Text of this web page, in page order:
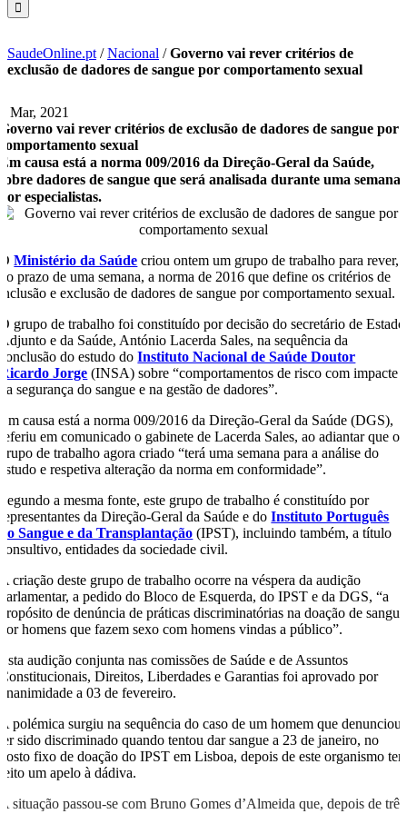
SaudeOnline.pt /Nacional /Governo vai rever critérios de
exclusão de dadores de sangue por comportamento sexual
2 Mar, 2021
Governo vai rever critérios de exclusão de dadores de sangue por
comportamento sexual
Em causa está a norma 009/2016 da Direção-Geral da Saúde,
sobre dadores de sangue que será analisada durante uma semana
por especialistas.
OMinistério da Saúde criou ontem um grupo de trabalho para rever,
no prazo de uma semana, a norma de 2016 que define os critérios de
inclusão e exclusão de dadores de sangue por comportamento sexual.
O grupo de trabalho foi constituído por decisão do secretário de Estado
Adjunto e da Saúde, António Lacerda Sales, na sequência da
conclusão do estudo doInstituto Nacional de Saúde Doutor
Ricardo Jorge (INSA) sobre “comportamentos de risco com impacte
na segurança do sangue e na gestão de dadores”.
Em causa está a norma 009/2016 da Direção-Geral da Saúde (DGS),
referiu em comunicado o gabinete de Lacerda Sales, ao adiantar que o
grupo de trabalho agora criado “terá uma semana para a análise do
estudo e respetiva alteração da norma em conformidade”.
Segundo a mesma fonte, este grupo de trabalho é constituído por
representantes da Direção-Geral da Saúde e doInstituto Português
do Sangue e da Transplantação (IPST), incluindo também, a título
consultivo, entidades da sociedade civil.
A criação deste grupo de trabalho ocorre na véspera da audição
parlamentar, a pedido do Bloco de Esquerda, do IPST e da DGS, “a
propósito de denúncia de práticas discriminatórias na doação de sangue
por homens que fazem sexo com homens vindas a público”.
Esta audição conjunta nas comissões de Saúde e de Assuntos
Constitucionais, Direitos, Liberdades e Garantias foi aprovado por
unanimidade a 03 de fevereiro.
A polémica surgiu na sequência do caso de um homem que denunciou
ter sido discriminado quando tentou dar sangue a 23 de janeiro, no
posto fixo de doação do IPST em Lisboa, depois de este organismo ter
feito um apelo à dádiva.
A situação passou-se com Bruno Gomes d’Almeida que, depois de três